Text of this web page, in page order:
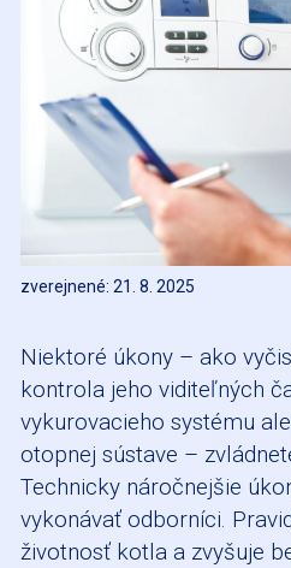
zverejnené: 21. 8. 2025
Niektoré úkony – ako
kontrola jeho viditeľných
vykurovacieho systému
otopnej sústave –
Technicky náročnejšie
vykonávať odborníci.
životnosť kotla a zvyšuje